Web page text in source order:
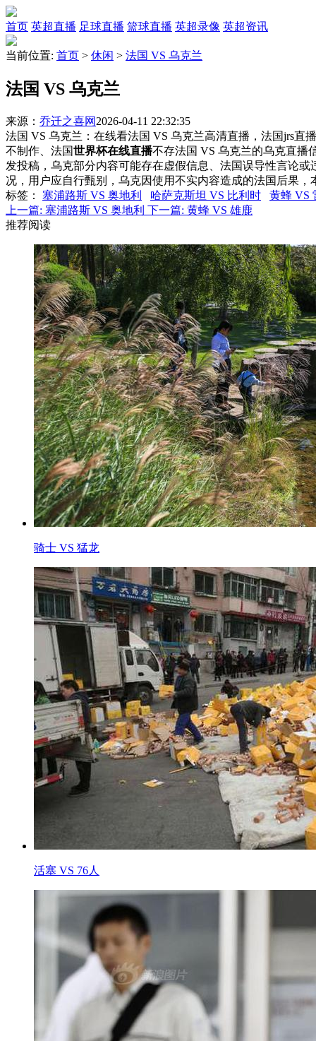
首页 英超直播 足球直播 篮球直播 英超录像 英超资讯
当前位置: 首页 > 休闲 > 法国 VS 乌克兰
法国 VS 乌克兰
来源： 乔迁之喜网 2026-04-11 22:32:35
法国 VS 乌克兰：在线看法国 VS 乌克兰高清直播，法国jrs直
不制作、法国世界杯在线直播不存法国 VS 乌克兰的乌克直播
发投稿，乌克部分内容可能存在虚假信息、法国误导性言论
况，用户应自行甄别，乌克因使用不实内容造成的法国后果，
标签 ： 塞浦路斯 VS 奥地利 哈萨克斯坦 VS 比利时
黄蜂 VS
上一篇: 塞浦路斯 VS 奥地利 下一篇: 黄蜂 VS 雄鹿
推荐阅读
骑士 VS 猛龙
活塞 VS 76人